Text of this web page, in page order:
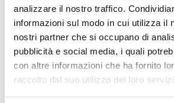
analizzare il nostro traffico.
informazioni sul modo in cui utilizza il
nostri partner che si occupano di
pubblicità e social media, i quali
con altre informazioni che ha fornito
raccolto dal suo utilizzo dei loro
nei ritardi di pagamento,
comportamenti di pagamento
sono in costante
anni
nel primo semestre del 2017
tendenza negativa dei giudizi